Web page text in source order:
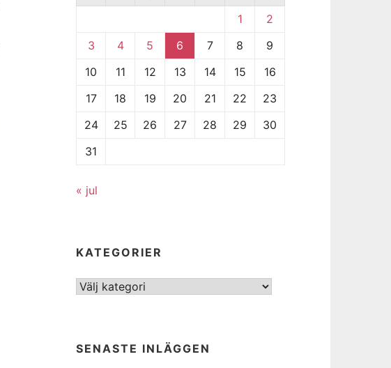
1
2
3
4 5 6 7 8
9
10
11 12 13 14 15
16
17
18 19 20 21 22
23
24
25 26 27 28 29
30
31
« jul
KATEGORIER
Kategorier
SENASTE INLÄGGEN